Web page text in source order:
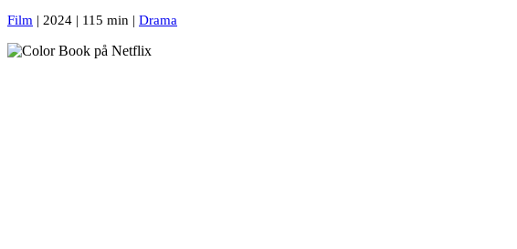
Film | 2024 | 115 min | Drama